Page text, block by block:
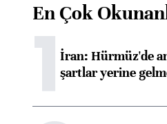
En Çok
1İran: Hürmüz'de
şartlar yerine